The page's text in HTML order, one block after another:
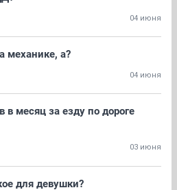
04 июня
механике, а?
04 июня
в месяц за езду по дороге
03 июня
для девушки?